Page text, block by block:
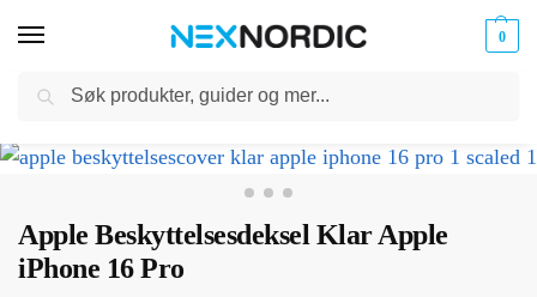
0
til
Kabler
Apple Beskyttelsesdeksel Klar Apple
iPhone 16 Pro